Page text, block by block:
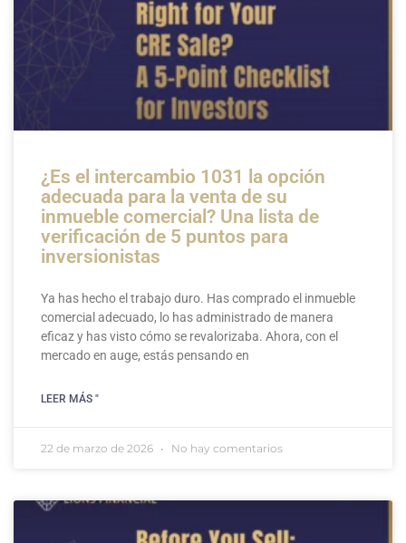
¿Es el intercambio 1031 la opción
adecuada para la venta de su
inmueble comercial? Una lista de
verificación de 5 puntos para
inversionistas
Ya has hecho el trabajo duro. Has comprado el inmueble
comercial adecuado, lo has administrado de manera
eficaz y has visto cómo se revalorizaba. Ahora, con el
mercado en auge, estás pensando en
LEER MÁS "
22 de marzo de 2026 No hay comentarios